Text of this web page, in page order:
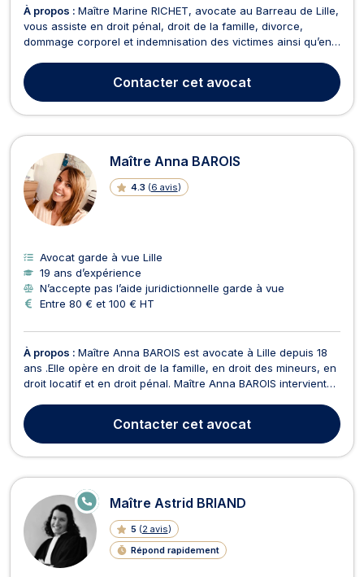
À propos : Maître Marine RICHET, avocate au Barreau de Lille,
vous assiste en droit pénal, droit de la famille, divorce,
dommage corporel et indemnisation des victimes ainsi qu’en
RICHET vous représente et vous assiste dans le cadre de
procédures devant le Tribunal de Police,...
Contacter cet avocat
Maître Anna BAROIS
4.3 (6 avis)
Avocat garde à vue Lille
19 ans d’expérience
N’accepte pas l’aide juridictionnelle garde à vue
Entre 80 € et 100 € HT
À propos : Maître Anna BAROIS est avocate à Lille depuis 18
ans .Elle opère en droit de la famille, en droit des mineurs, en
droit locatif et en droit pénal. Maître Anna BAROIS intervient
lieu de résidence de l’enfant, du droit de visite et
d’hébergement de l'enfant, rés...
Contacter cet avocat
Maître Astrid BRIAND
5 (2 avis)
Répond rapidement
E
N
N
E